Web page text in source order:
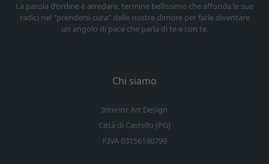
La parola d’ordine è arredare, termine bellissimo che affonda le sue
radici nel “prendersi cura” delle nostre dimore per farle diventare
un angolo di pace che parla di te e con te.
Chi siamo
Interior Art Design
Città di Castello (PG)
P.IVA 03156190799